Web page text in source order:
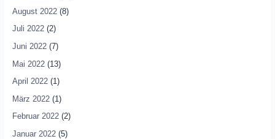
August 2022(8)
Juli 2022(2)
Juni 2022(7)
Mai 2022(13)
April 2022(1)
März 2022(1)
Februar 2022(2)
Januar 2022(5)